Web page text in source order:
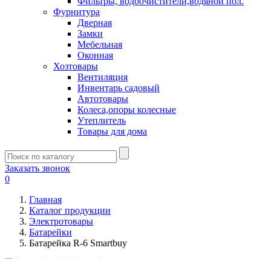
Фурнитура
Дверная
Замки
Мебельная
Оконная
Хозтовары
Вентиляция
Инвентарь садовый
Автотовары
Колеса,опоры колесные
Утеплитель
Товары для дома
Заказать звонок
0
Главная
Каталог продукции
Электротовары
Батарейки
Батарейка R-6 Smartbuy